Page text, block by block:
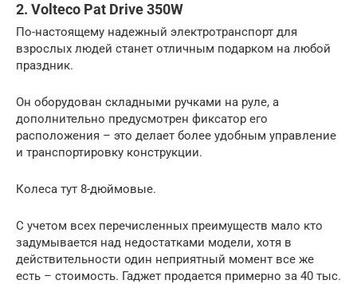
2. Volteco Pat Drive 350W
По-настоящему надежный электротранспорт для
взрослых людей станет отличным подарком на любой
праздник.
Он оборудован складными ручками на руле, а
дополнительно предусмотрен фиксатор его
расположения – это делает более удобным управление
и транспортировку конструкции.
Колеса тут 8-дюймовые.
С учетом всех перечисленных преимуществ мало кто
задумывается над недостатками модели, хотя в
действительности один неприятный момент все же
есть – стоимость. Гаджет продается примерно за 40 тыс.